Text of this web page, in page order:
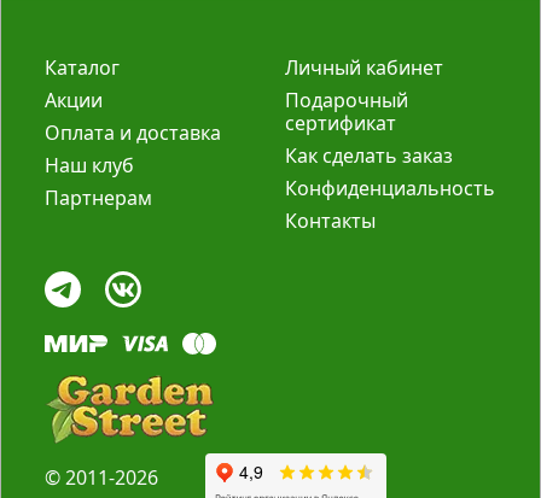
Каталог
Акции
Оплата и доставка
Наш клуб
Партнерам
Личный кабинет
Подарочный
сертификат
Как сделать заказ
Конфиденциальность
Контакты
© 2011-2026